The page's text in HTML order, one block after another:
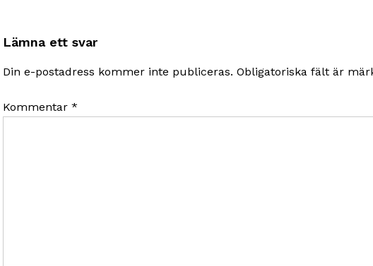
Lämna ett svar
Din e-postadress kommer inte publiceras. Obligatoriska fält är
Kommentar *